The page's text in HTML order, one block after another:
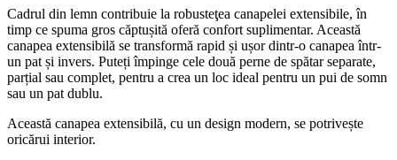
Cadrul din lemn contribuie la robusteţea canapelei extensibile, în
timp ce spuma gros căptușită oferă confort suplimentar. Această
canapea extensibilă se transformă rapid și ușor dintr-o canapea într-
un pat și invers. Puteți împinge cele două perne de spătar separate,
parțial sau complet, pentru a crea un loc ideal pentru un pui de somn
sau un pat dublu.
Această canapea extensibilă, cu un design modern, se potrivește
oricărui interior.